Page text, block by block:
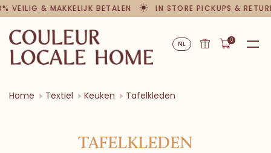
VEILIG & MAKKELIJK BETALEN IN STORE PICKUPS &
NL 0
Home Textiel Keuken Tafelkleden
TAFELKLEDEN